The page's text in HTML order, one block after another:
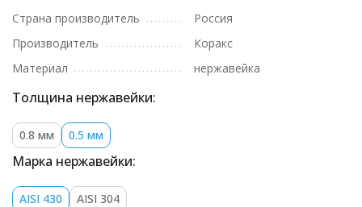
Страна производитель
Россия
Производитель
Коракс
Материал
нержавейка
Толщина нержавейки:
0.8 мм 0.5 мм
Марка нержавейки:
AISI 430 AISI 304